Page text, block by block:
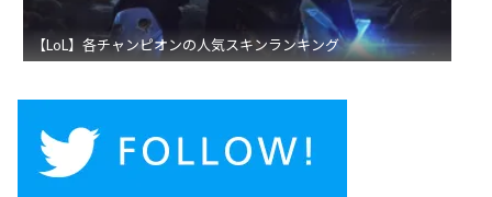
【LoL】各チャンピオンの人気スキンランキング